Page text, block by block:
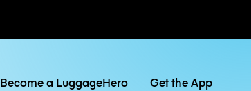
Become a LuggageHero Get the App